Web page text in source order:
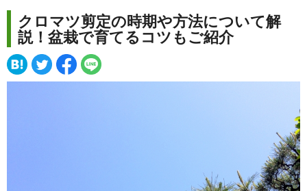
クロマツ剪定の時期や方法について解
説！盆栽で育てるコツもご紹介